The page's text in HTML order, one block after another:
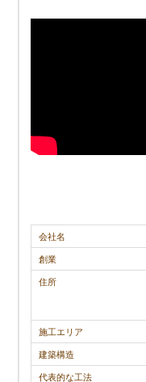
▶住友林業で建てて
大和ハウスは、大手ハ
しに来たもののその後
いまま現在に至ってい
っています。耐久性や
比べて低いだけでなく
く感じられ、強い台風
れる感じがあり、神経
我が家に来る事が度々
売住宅の外壁材14mmに
会社名
創業
住所
施工エリア
建築構造
代表的な工法